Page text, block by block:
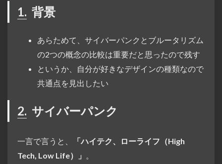
1. 背景
あらためて、サイバーパンクとブルータリズム
の2つの概念の比較は重要だと思ったので残す
というか、自分が好きなデザインの種類なので
共通点を見出したい
2. サイバーパンク
一言で言うと、
「ハイテク、ローライフ（High
Tech, Low Life）」